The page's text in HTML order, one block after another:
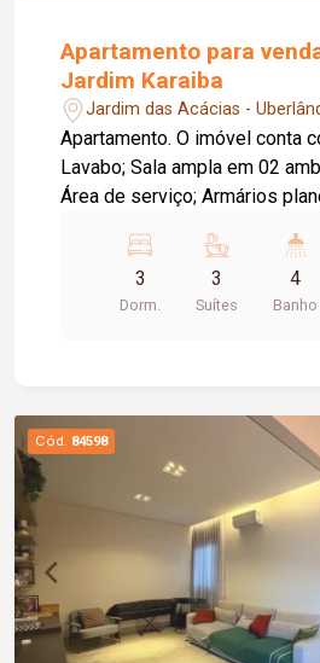
Apartamento para
Jardim Karaiba
Jardim das Acácias -
Apartamento. O imóvel conta com: 03 suítes;
Lavabo; Sala ampla em 02
Área de serviço; Armários
condomínio oferece: Área de
Diferenciais: Ambientes
totalmente planejados,
3
Dorm.
3
Suítes
4
Banho
Cód. 84598